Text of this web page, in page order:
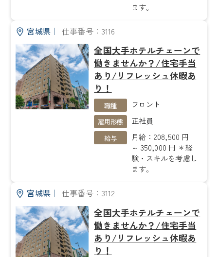
ます。
宮城県｜ 仕事番号：3116
全国大手ホテルチェーンで
働きませんか？/住宅手当
あり/リフレッシュ休暇あ
り！
職種 フロント
雇用形態 正社員
給与
月給：208,500 円
～ 350,000 円 ＊経
験・スキルを考慮し
ます。
宮城県｜ 仕事番号：3112
全国大手ホテルチェーンで
働きませんか？/住宅手当
あり/リフレッシュ休暇あ
り！